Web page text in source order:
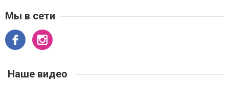
Мы в сети
Наше видео